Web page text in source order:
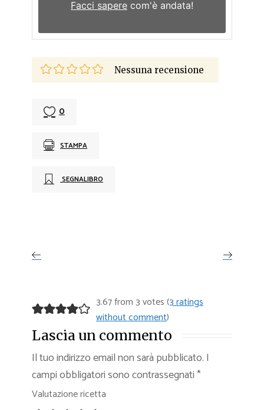
Facci sapere com'è andata!
Nessuna recensione
0
STAMPA
SEGNALIBRO
3.67 from 3 votes (3 ratings
without comment)
Lascia un commento
Il tuo indirizzo email non sarà pubblicato. I
campi obbligatori sono contrassegnati*
Valutazione ricetta